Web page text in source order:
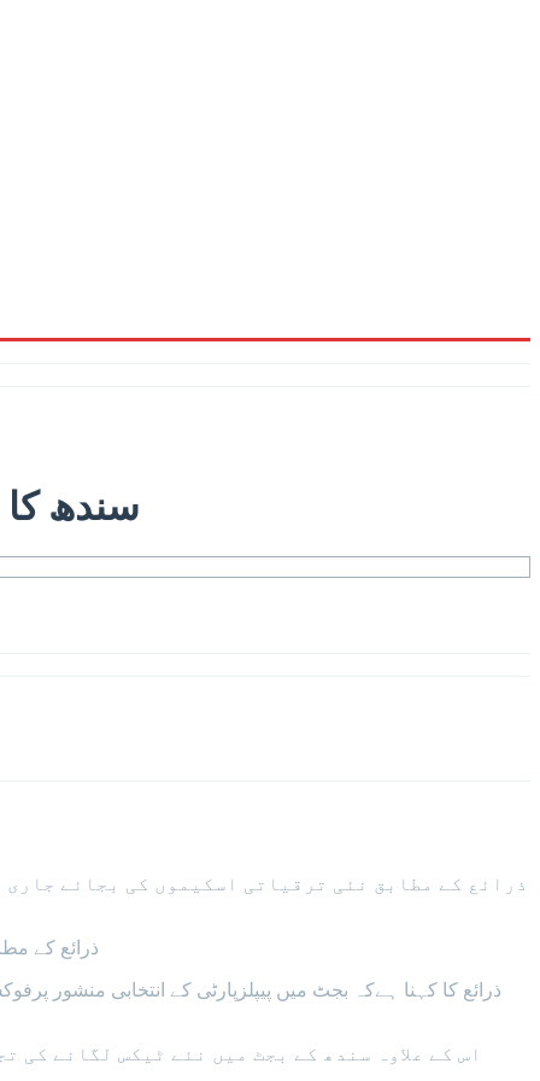
سندھ
ذرائع کے مطابق نئی ترقیاتی اسکیموں کی بجائے
ذرائع کے مطابق سندھ کا مجموعی
اس کے علاوہ سندھ کے بجٹ میں نئے ٹیکس لگانے